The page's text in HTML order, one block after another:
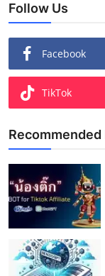
Follow Us
Facebook
TikTok
Recommended